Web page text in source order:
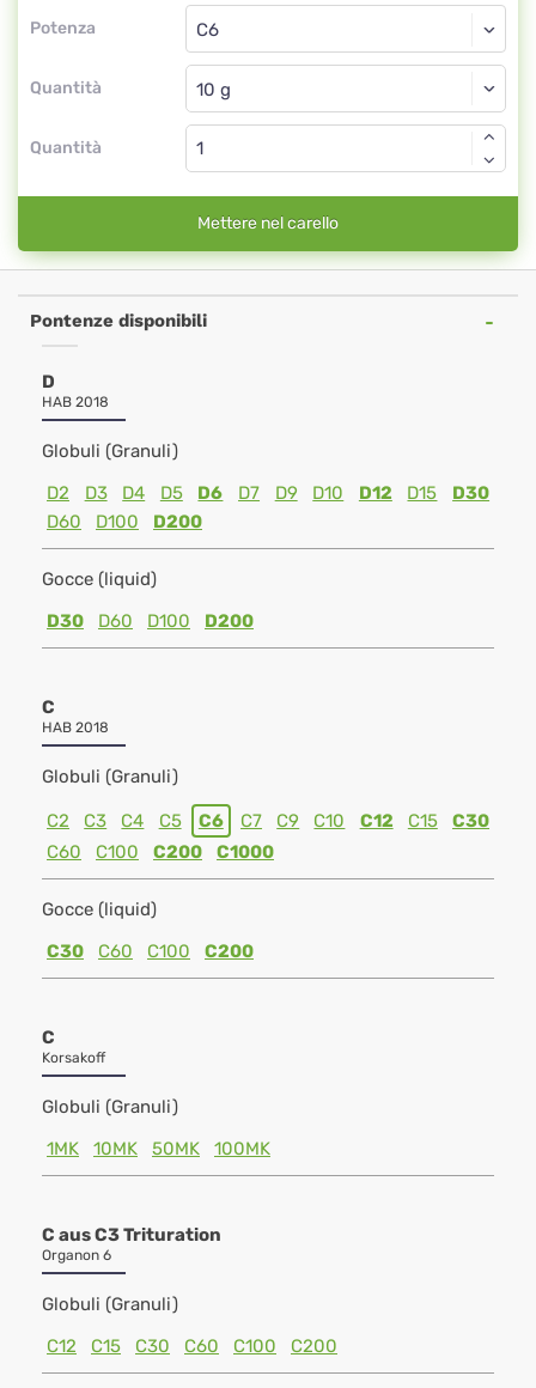
Potenza
Globuli
C6
Quantità
Globuli
Quantità
Mettere nel carello
Pontenze disponibili
D
HAB 2018
Globuli (Granuli)
D2
D3 D4 D5 D6 D7 D9 D10 D12 D15
D30
D60
D100 D200
Gocce (liquid)
D30
D60 D100 D200
C
HAB 2018
Globuli (Granuli)
C2 C3 C4 C5 C6 C7 C9 C10 C12 C15
C30
C60
C100 C200 C1000
Gocce (liquid)
C30
C60 C100 C200
C
Korsakoff
Globuli (Granuli)
1MK
10MK 50MK 100MK
C aus C3 Trituration
Organon 6
Globuli (Granuli)
C12
C15 C30 C60 C100 C200